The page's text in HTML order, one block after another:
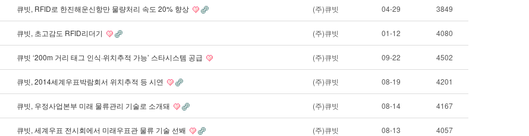
큐빗, RFID로 한진해운신항만 물량처리 속도 20% 향상 (주)큐빗 04-29 3849
큐빗, 초고감도 RFID리더기 (주)큐빗 01-12 4080
큐빗 ‘200m 거리 태그 인식·위치추적 가능’ 스타시스템 공급 (주)큐빗 09-22 4502
큐빗, 2014세계우표박람회서 위치추적 등 시연 (주)큐빗 08-19 4201
큐빗, 우정사업본부 미래 물류관리 기술로 소개돼 (주)큐빗 08-14 4167
큐빗, 세계우표 전시회에서 미래우표관 물류 기술 선봬 (주)큐빗 08-13 4057